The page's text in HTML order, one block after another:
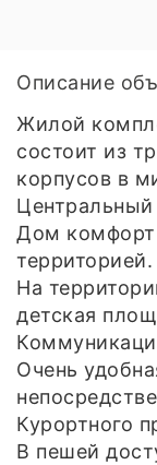
Описание
Жилой
состоит из
корпусов в
Центральный
Дом комфорт
территорией.
На
детская
Очень
Курортного
В пешей